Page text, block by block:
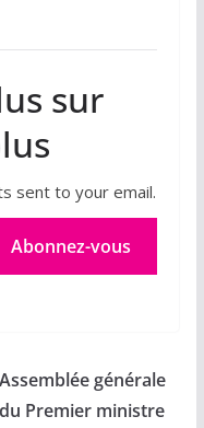
sur
sent to your email.
Abonnez-vous
générale
Premier ministre